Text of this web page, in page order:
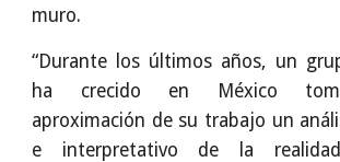
muro.
“Durante los últimos años, un
ha crecido en México
aproximación de su trabajo un
e interpretativo de la